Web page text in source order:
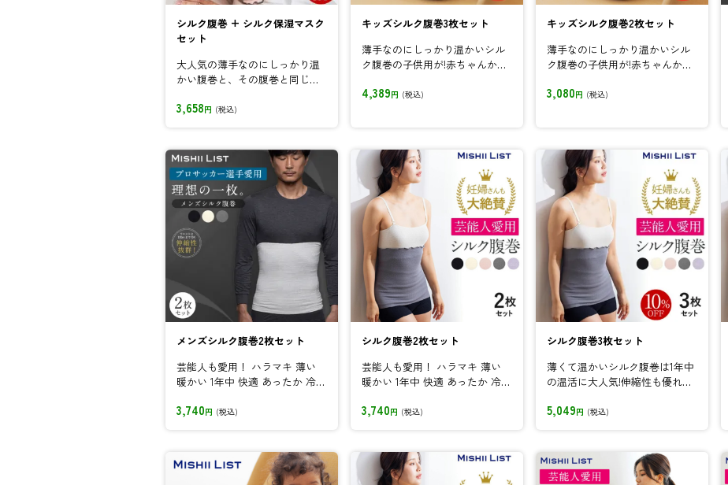
シルク腹巻 + シルク保湿マスク
セット
大人気の薄手なのにしっかり温
かい腹巻と、その腹巻と同じ素
ルク保湿マ...
3,658円 (税込)
キッズシルク腹巻3枚セット
薄手なのにしっかり温かいシル
ク腹巻の子供用が!赤ちゃんから
4,389円 (税込)
キッズシルク腹巻2枚セット
薄手なのにしっかり温かいシル
ク腹巻の子供用が!赤ちゃんから
3,080円 (税込)
メンズシルク腹巻2枚セット
芸能人も愛用！ ハラマキ 薄い
暖かい 1年中 快適 あったか 冷え
3,740円 (税込)
シルク腹巻2枚セット
芸能人も愛用！ ハラマキ 薄い
暖かい 1年中 快適 あったか 冷え
3,740円 (税込)
シルク腹巻3枚セット
薄くて温かいシルク腹巻は1年中
の温活に大人気!伸縮性も優れて
セッ...
5,049円 (税込)